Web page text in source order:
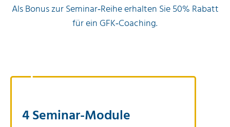
Als Bonus zur Seminar‐Reihe erhalten Sie 50% Rabatt
für ein GFK‐Coaching.
1
4 Seminar-Module